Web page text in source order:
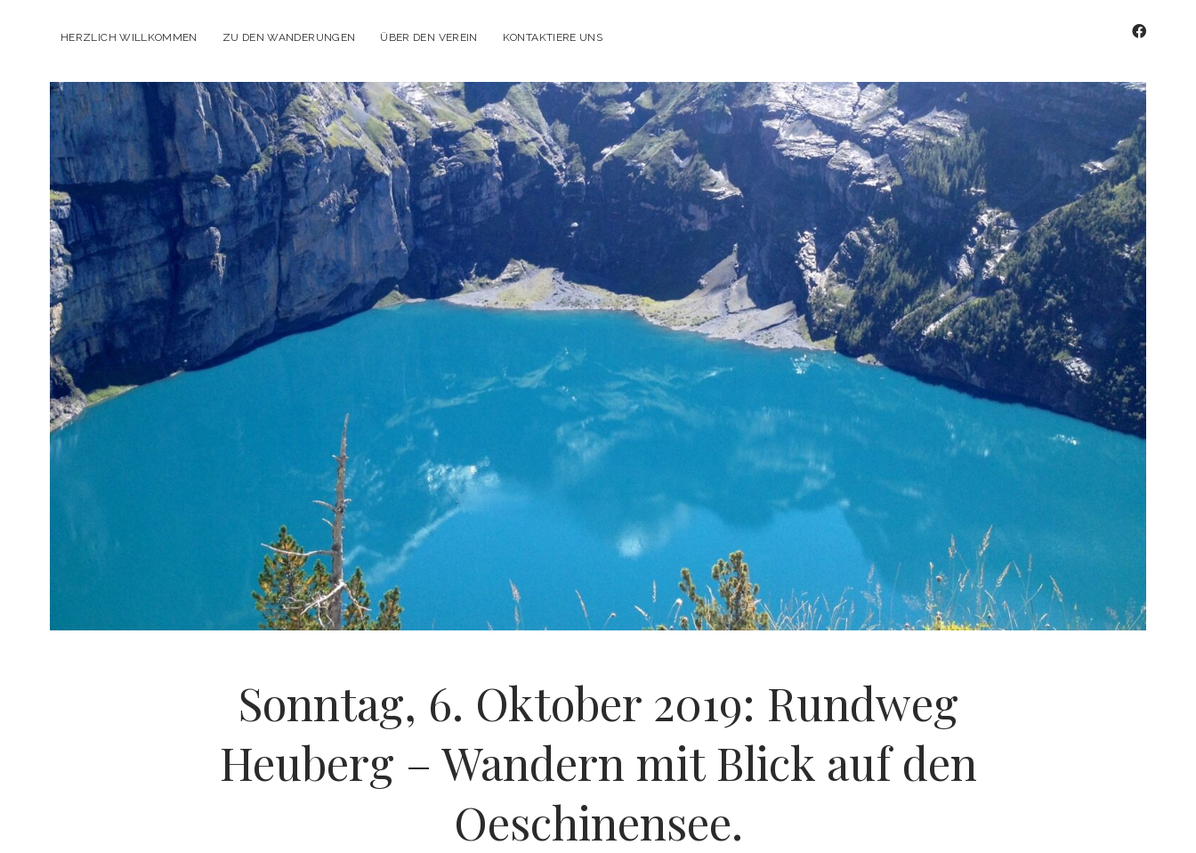
HERZLICH WILLKOMMEN ZU DEN WANDERUNGEN ÜBER DEN VEREIN KONTAKTIERE UNS
Sonntag, 6. Oktober 2019: Rundweg
Heuberg – Wandern mit Blick auf den
Oeschinensee.